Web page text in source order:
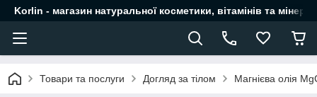
Korlin - магазин натуральної косметики, вітамінів та
Товари та послуги Догляд за тілом Магнієва олія